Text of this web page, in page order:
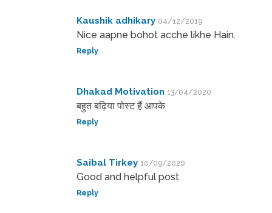
Kaushik adhikary 04/12/2019
Nice aapne bohot acche likhe Hain.
Reply
Dhakad Motivation 13/04/2020
बहुत बढ़िया पोस्ट हैं आपके
Reply
Saibal Tirkey 10/09/2020
Good and helpful post
Reply